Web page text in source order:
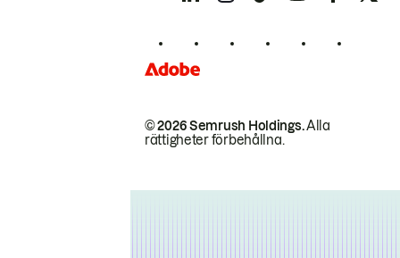
© 2026 Semrush Holdings.Alla
rättigheter förbehållna.